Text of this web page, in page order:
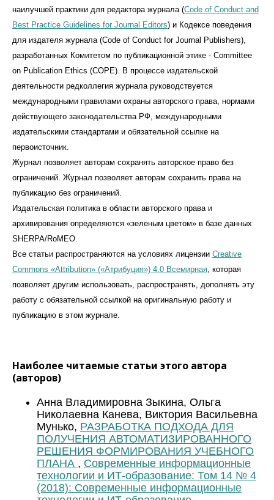
наилучшей практики для редактора журнала (Code of Conduct and
Best Practice Guidelines for Journal Editors) и Кодексе поведения
для издателя журнала (Code of Conduct for Journal Publishers),
разработанных Комитетом по публикационной этике - Committee
on Publication Ethics (COPE). В процессе издательской
деятельности редколлегия журнала руководствуется
международными правилами охраны авторского права, нормами
действующего законодательства РФ, международными
издательскими стандартами и обязательной ссылке на
первоисточник.
Журнал позволяет авторам сохранять авторское право без
ограничений. Журнал позволяет авторам сохранить права на
публикацию без ограничений.
Издательская политика в области авторского права и
архивирования определяются «зеленым цветом» в базе данных
SHERPA/RoMEO.
Все статьи распространяются на условиях лицензии Creative
Commons «Attribution» («Атрибуция») 4.0 Всемирная, которая
позволяет другим использовать, распространять, дополнять эту
работу с обязательной ссылкой на оригинальную работу и
публикацию в этом журналe.
Наиболее читаемые статьи этого автора
(авторов)
Анна Владимировна Зыкина, Ольга
Николаевна Канева, Виктория Васильевна
Мунько, РАЗРАБОТКА ПОДХОДА ДЛЯ
ПОЛУЧЕНИЯ АВТОМАТИЗИРОВАННОГО
РЕШЕНИЯ ФОРМИРОВАНИЯ УЧЕБНОГО
ПЛАНА , Современные информационные
технологии и ИТ-образование: Том 14 № 4
(2018): Современные информационные